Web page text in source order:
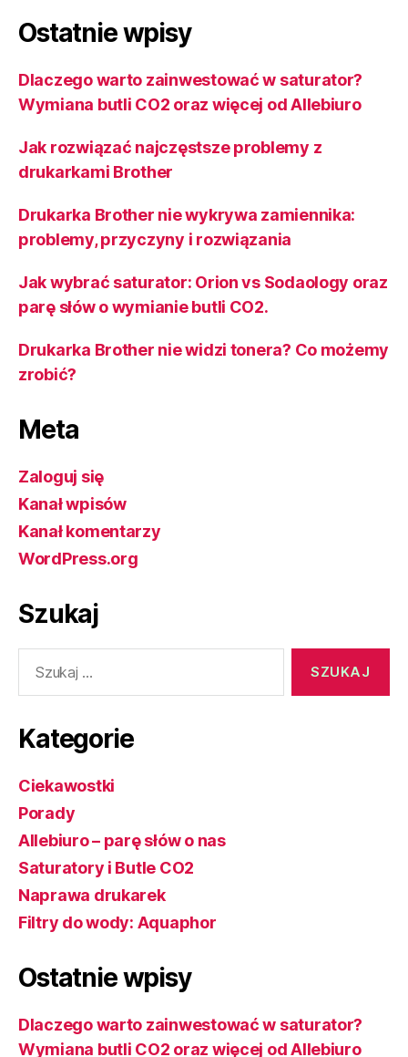
Ostatnie wpisy
Dlaczego warto zainwestować w saturator?
Wymiana butli CO2 oraz więcej od Allebiuro
Jak rozwiązać najczęstsze problemy z
drukarkami Brother
Drukarka Brother nie wykrywa zamiennika:
problemy, przyczyny i rozwiązania
Jak wybrać saturator: Orion vs Sodaology oraz
parę słów o wymianie butli CO2.
Drukarka Brother nie widzi tonera? Co możemy
zrobić?
Meta
Zaloguj się
Kanał wpisów
Kanał komentarzy
WordPress.org
Szukaj
Kategorie
Ciekawostki
Porady
Allebiuro – parę słów o nas
Saturatory i Butle CO2
Naprawa drukarek
Filtry do wody: Aquaphor
Ostatnie wpisy
Dlaczego warto zainwestować w saturator?
Wymiana butli CO2 oraz więcej od Allebiuro